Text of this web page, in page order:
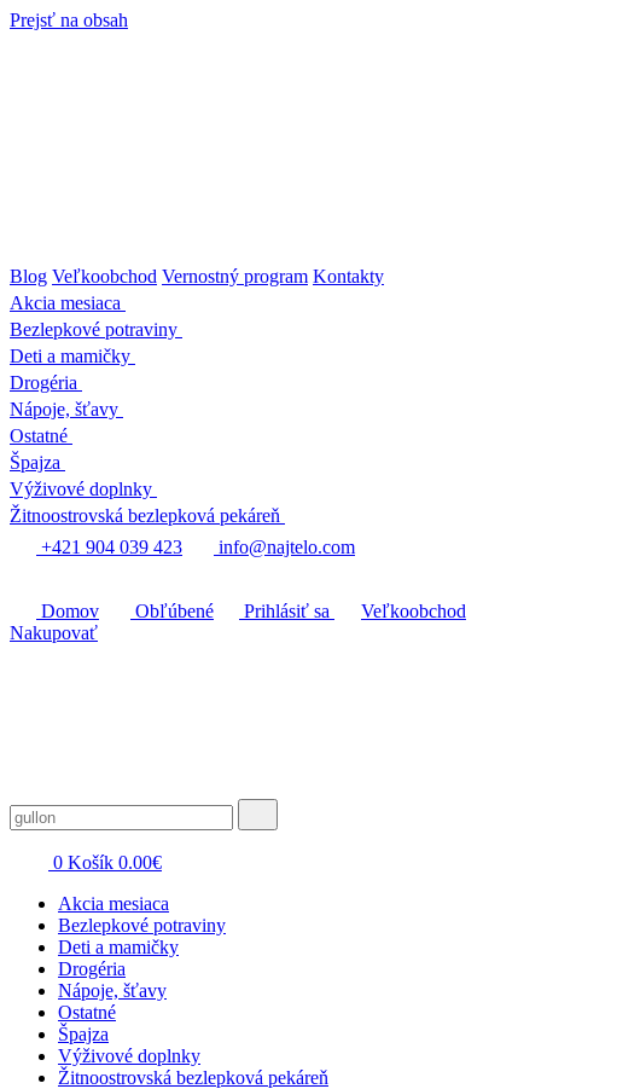
Prejsť na obsah
Blog Veľkoobchod Vernostný program Kontakty
Akcia mesiaca
Bezlepkové potraviny
Deti a mamičky
Drogéria
Nápoje, šťavy
Ostatné
Špajza
Výživové doplnky
Žitnoostrovská bezlepková pekáreň
+421 904 039 423
info@najtelo.com
Domov Obľúbené Prihlásiť sa
Veľkoobchod
Nakupovať
0 Košík 0.00€
Akcia mesiaca
Bezlepkové potraviny
Deti a mamičky
Drogéria
Nápoje, šťavy
Ostatné
Špajza
Výživové doplnky
Žitnoostrovská bezlepková pekáreň